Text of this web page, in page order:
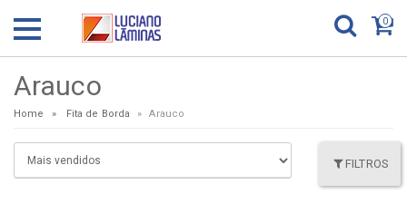
0
Arauco
Home Fita de Borda Arauco
FILTROS